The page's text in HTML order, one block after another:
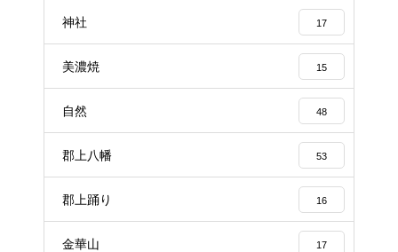
神社 17
美濃焼 15
自然 48
郡上八幡 53
郡上踊り 16
金華山 17